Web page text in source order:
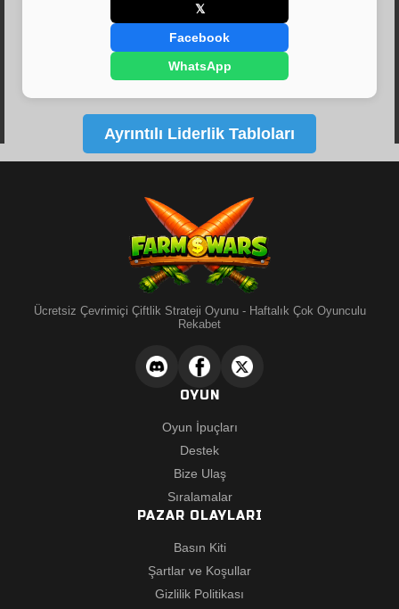
𝕏
Facebook
WhatsApp
Ayrıntılı Liderlik Tabloları
Ücretsiz Çevrimiçi Çiftlik Strateji Oyunu - Haftalık Çok Oyunculu
Rekabet
OYUN
Oyun İpuçları
Destek
Bize Ulaş
Sıralamalar
PAZAR OLAYLARI
Basın Kiti
Şartlar ve Koşullar
Gizlilik Politikası